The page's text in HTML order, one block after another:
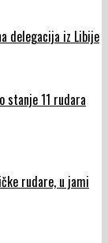
delegacija iz Libije
stanje 11 rudara
rudare, u jami